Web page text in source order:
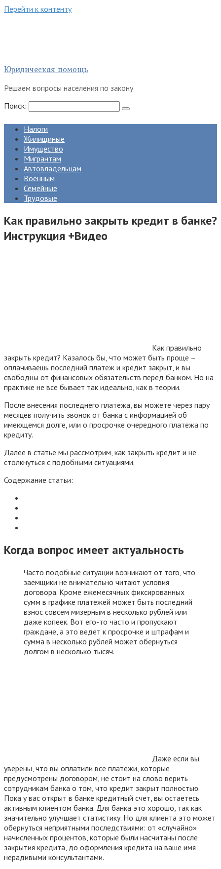
Перейти к контенту
Юридическая помощь
Решаем вопросы населения по закону
Поиск:
Налоги
Жилищиные
Имущество
Мигрантам
Автовладельцам
Военным
Семейные
Трудовые
Как правильно закрыть кредит в банке?
Инструкция +Видео
Как правильно
закрыть кредит? Казалось бы, что может быть проще –
оплачиваешь последний платеж и кредит закрыт, и вы
свободны от финансовых обязательств перед банком. Но на
практике не все бывает так идеально, как в теории.
После внесения последнего платежа, вы можете через пару
месяцев получить звонок от банка с информацией об
имеющемся долге, или о просрочке очередного платежа по
кредиту.
Далее в статье мы рассмотрим, как закрыть кредит и не
столкнуться с подобными ситуациями.
Содержание статьи:
Когда вопрос имеет актуальность
Часто подобные ситуации возникают от того, что
заемщики не внимательно читают условия
договора. Кроме ежемесячных фиксированных
сумм в графике платежей может быть последний
взнос совсем мизерным в несколько рублей или
даже копеек. Вот его-то часто и пропускают
граждане, а это ведет к просрочке и штрафам и
сумма в несколько рублей может обернуться
долгом в несколько тысяч.
Даже если вы
уверены, что вы оплатили все платежи, которые
предусмотрены договором, не стоит на слово верить
сотрудникам банка о том, что кредит закрыт полностью.
Пока у вас открыт в банке кредитный счет, вы остаетесь
активным клиентом банка. Для банка это хорошо, так как
значительно улучшает статистику. Но для клиента это может
обернуться неприятными последствиями: от «случайно»
начисленных процентов, которые были насчитаны после
закрытия кредита, до оформления кредита на ваше имя
нерадивыми консультантами.